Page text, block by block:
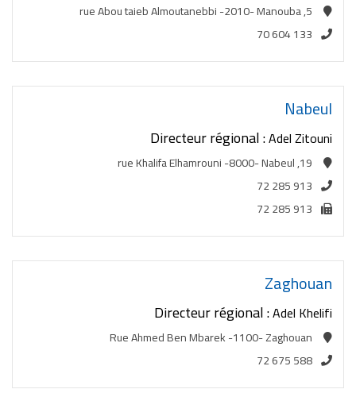
5, rue Abou taieb Almoutanebbi -2010- Manouba
70 604 133
Nabeul
Directeur régional :Adel Zitouni
19, rue Khalifa Elhamrouni -8000- Nabeul
72 285 913
72 285 913
Zaghouan
Directeur régional :Adel Khelifi
Rue Ahmed Ben Mbarek -1100- Zaghouan
72 675 588